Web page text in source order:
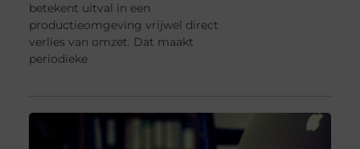
betekent uitval in een
productieomgeving vrijwel direct
verlies van omzet. Dat maakt
periodieke